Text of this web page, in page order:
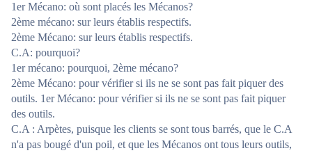
1er Mécano: où sont placés les Mécanos?
2ème mécano: sur leurs établis respectifs.
2ème Mécano: sur leurs établis respectifs.
C.A: pourquoi?
1er mécano: pourquoi, 2ème mécano?
2ème Mécano: pour vérifier si ils ne se sont pas fait piquer des
outils. 1er Mécano: pour vérifier si ils ne se sont pas fait piquer
des outils.
C.A : Arpètes, puisque les clients se sont tous barrés, que le C.A
n'a pas bougé d'un poil, et que les Mécanos ont tous leurs outils,